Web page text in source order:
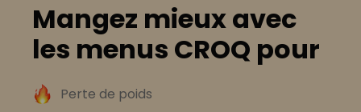
Mangez mieux avec
les menus CROQ pour
Perte de poids